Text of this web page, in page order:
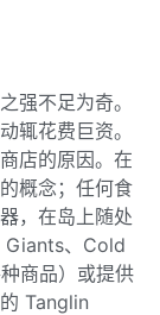
强不足为奇。
辄花费巨资。
店的原因。在
概念；任何食
，在岛上随处
Giants、Cold
商品）或提供
Tanglin